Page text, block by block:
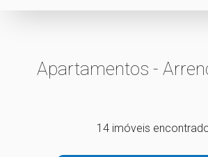
Apartamentos -
14 imóveis